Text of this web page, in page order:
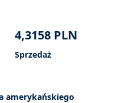
4,3158 PLN
Sprzedaż
amerykańskiego